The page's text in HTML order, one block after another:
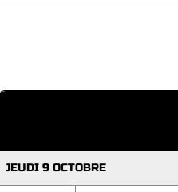
JEUDI 9 OCTOBRE